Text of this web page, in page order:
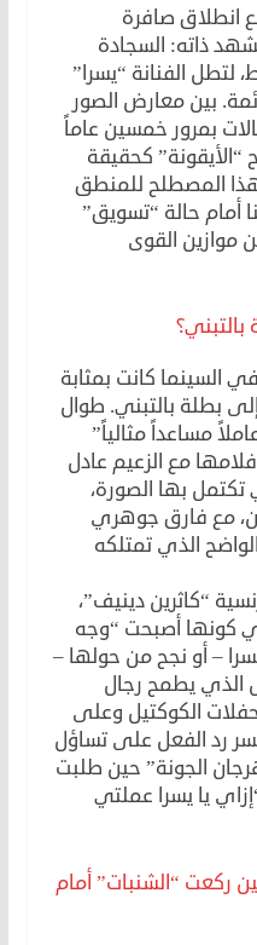
صافرة
ذاته: السجادة
لتطل الفنانة “يسرا”
بين معارض الصور
بمرور خمسين عاماً
كحقيقة
المصطلح للمنطق
أمام حالة “تسويق”
موازين القوى
السينما كانت بمثابة
بطلة بالتبني. طوال
مساعداً مثالياً”
مع الزعيم عادل
تكتمل بها الصورة،
مع فارق جوهري
الذي تمتلكه
“كاثرين دينيف”،
كونها أصبحت “وجه
– أو نجح من حولها –
الذي يطمح رجال
الكوكتيل وعلى
رد الفعل على تساؤل
الجونة” حين طلبت
يا يسرا عملتي
ركعت “الشنبات” أمام